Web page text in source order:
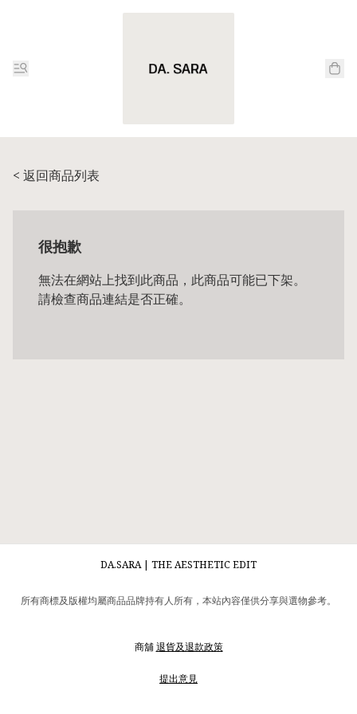
< 返回商品列表
很抱歉
無法在網站上找到此商品，此商品可能已下架。
請檢查商品連結是否正確。
DA.SARA | THE AESTHETIC EDIT
所有商標及版權均屬商品品牌持有人所有，本站內容僅供分享與選物參考。
商舖退貨及退款政策
提出意見